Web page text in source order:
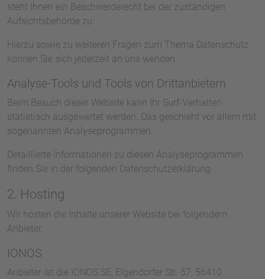
steht Ihnen ein Beschwerderecht bei der zuständigen
Aufsichtsbehörde zu.
Hierzu sowie zu weiteren Fragen zum Thema Datenschutz
können Sie sich jederzeit an uns wenden.
Analyse-Tools und Tools von Dritt­anbietern
Beim Besuch dieser Website kann Ihr Surf-Verhalten
statistisch ausgewertet werden. Das geschieht vor allem mit
sogenannten Analyseprogrammen.
Detaillierte Informationen zu diesen Analyseprogrammen
finden Sie in der folgenden Datenschutzerklärung.
2. Hosting
Wir hosten die Inhalte unserer Website bei folgendem
Anbieter:
IONOS
Anbieter ist die IONOS SE, Elgendorfer Str. 57, 56410